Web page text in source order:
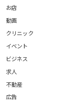
お店
動画
クリニック
イベント
ビジネス
求人
不動産
広告